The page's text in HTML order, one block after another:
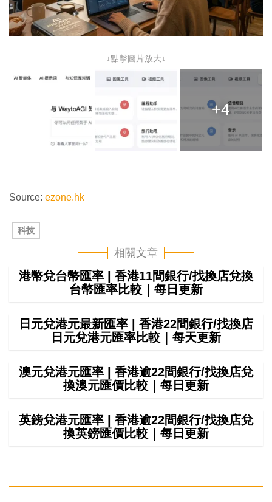
↓點擊圖片放大↓
+4
Source: ezone.hk
科技
相關文章
港幣兌台幣匯率 | 香港11間銀行/找換店兌換
台幣匯率比較｜每日更新
日元兌港元最新匯率 | 香港22間銀行/找換店
日元兌港元匯率比較｜每天更新
澳元兌港元匯率 | 香港逾22間銀行/找換店兌
換澳元匯價比較｜每日更新
英鎊兌港元匯率 | 香港逾22間銀行/找換店兌
換英鎊匯價比較｜每日更新